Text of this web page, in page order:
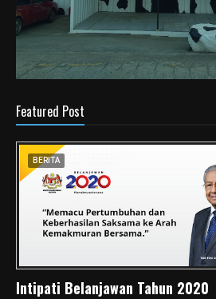
Featured Post
BERITA
Intipati Belanjawan Tahun 2020